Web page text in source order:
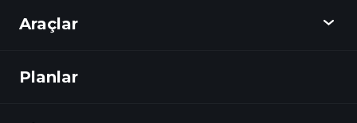
Araçlar
Keşfet
Planlar